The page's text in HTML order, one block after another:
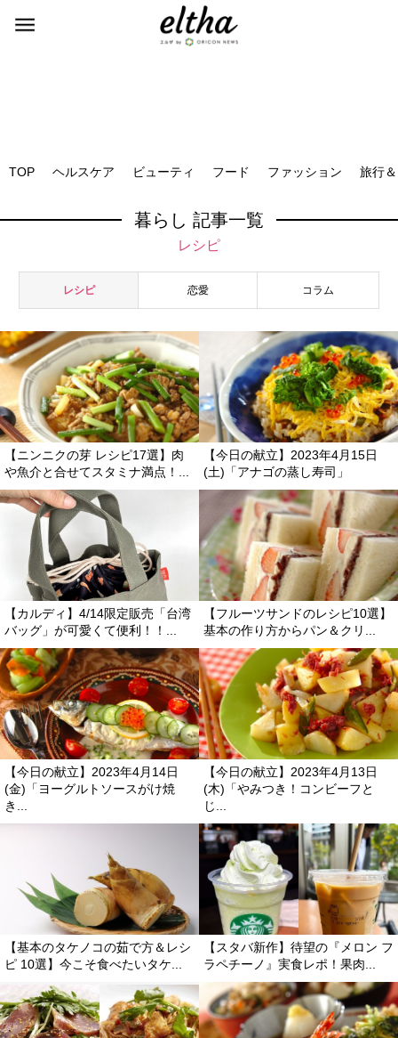
TOP ヘルスケア ビューティ フード ファッション 旅行
暮らし 記事一覧
レシピ
レシピ 恋愛 コラム
【ニンニクの芽 レシピ17選】肉
魚介と合せてスタミナ満点！...
【今日の献立】2023年4月15日
(土)「アナゴの蒸し寿司」
【カルディ】4/14限定販売「台湾
バッグ」が可愛くて便利！！...
【フルーツサンドのレシピ10選】
基本の作り方からパン＆クリ...
【今日の献立】2023年4月14日
(金)「ヨーグルトソースがけ焼
き...
【今日の献立】2023年4月13日
(木)「やみつき！コンビーフと
じ...
【基本のタケノコの茹で方＆レシ
ピ 10選】今こそ食べたいタケ...
【スタバ新作】待望の『メロン フ
ラペチーノ』実食レポ！果肉...